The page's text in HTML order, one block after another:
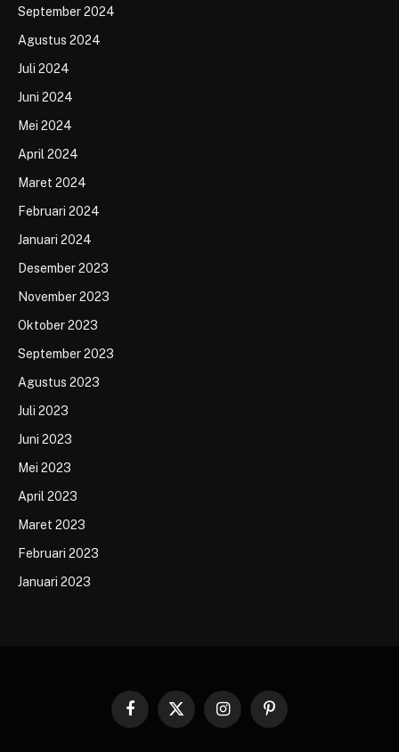
September 2024
Agustus 2024
Juli 2024
Juni 2024
Mei 2024
April 2024
Maret 2024
Februari 2024
Januari 2024
Desember 2023
November 2023
Oktober 2023
September 2023
Agustus 2023
Juli 2023
Juni 2023
Mei 2023
April 2023
Maret 2023
Februari 2023
Januari 2023
Facebook
X
InstagramPinterest